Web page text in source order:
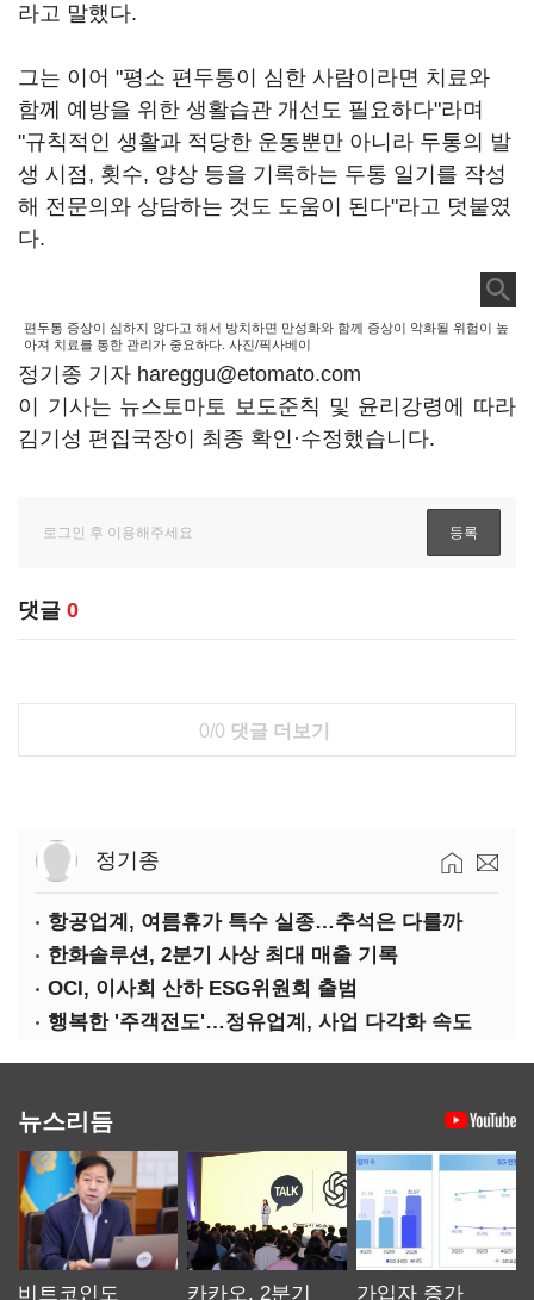
라고 말했다.
그는 이어 "평소 편두통이 심한 사람이라면 치료와
함께 예방을 위한 생활습관 개선도 필요하다"라며
"규칙적인 생활과 적당한 운동뿐만 아니라 두통의 발
생 시점, 횟수, 양상 등을 기록하는 두통 일기를 작성
해 전문의와 상담하는 것도 도움이 된다"라고 덧붙였
다.
편두통 증상이 심하지 않다고 해서 방치하면 만성화와 함께 증상이 악화될 위험이 높
아져 치료를 통한 관리가 중요하다. 사진/픽사베이
정기종 기자 hareggu@etomato.com
이 기사는 뉴스토마토 보도준칙 및 윤리강령에 따라
김기성 편집국장이 최종 확인·수정했습니다.
댓글 0
0/0 댓글 더보기
정기종
항공업계, 여름휴가 특수 실종…추석은 다를까
한화솔루션, 2분기 사상 최대 매출 기록
OCI, 이사회 산하 ESG위원회 출범
행복한 '주객전도'…정유업계, 사업 다각화 속도
뉴스리듬
비트코인도
카카오, 2분기
가입자 증가